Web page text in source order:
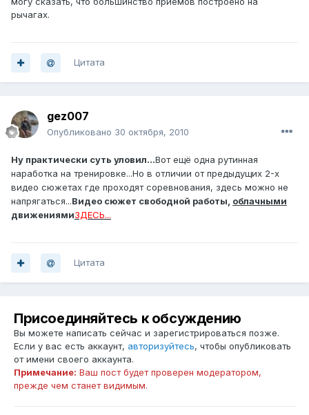
рычагах.
Цитата
gez007
Опубликовано 30 октября, 2010
Ну практически суть уловил...Вот ещё одна рутинная
наработка на тренировке...Но в отличии от предыдущих 2-х
видео сюжетах где проходят соревнования, здесь можно не
напрягаться...Видео сюжет свободной работы, облачными
движениямиЗДЕСЬ...
Цитата
Присоединяйтесь к обсуждению
Вы можете написать сейчас и зарегистрироваться позже.
Если у вас есть аккаунт, авторизуйтесь, чтобы опубликовать
от имени своего аккаунта.
Примечание: Ваш пост будет проверен модератором,
прежде чем станет видимым.